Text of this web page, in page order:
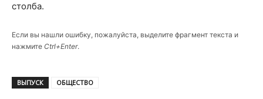
столба.
Если вы нашли ошибку, пожалуйста, выделите фрагмент текста и
нажмите Ctrl+Enter.
ВЫПУСК ОБЩЕСТВО